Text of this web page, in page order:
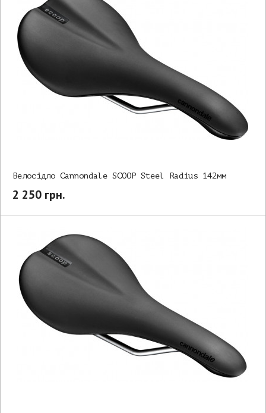
Велосідло Cannondale SCOOP Steel Radius 142мм
2 250 грн.